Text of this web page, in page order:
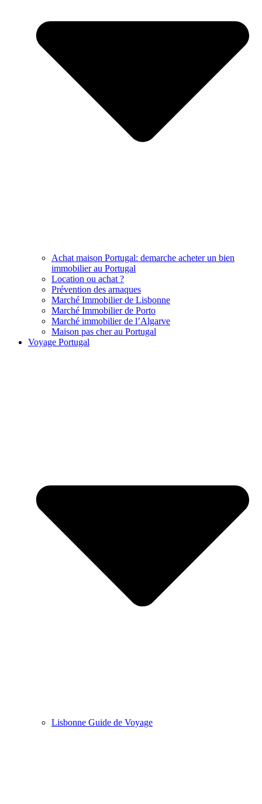
Achat maison Portugal: demarche acheter un bien
immobilier au Portugal
Location ou achat ?
Prévention des arnaques
Marché Immobilier de Lisbonne
Marché Immobilier de Porto
Marché immobilier de l’Algarve
Maison pas cher au Portugal
Voyage Portugal
Lisbonne Guide de Voyage